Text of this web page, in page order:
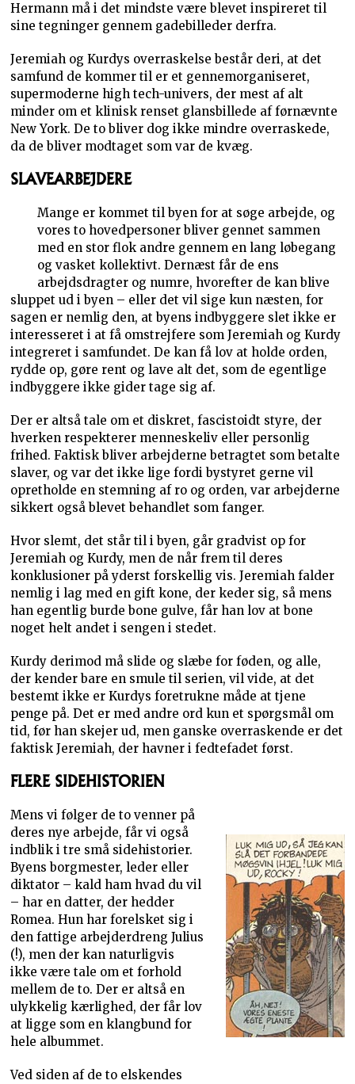
Hermann må i det mindste være blevet inspireret til
sine tegninger gennem gadebilleder derfra.
Jeremiah og Kurdys overraskelse består deri, at det
samfund de kommer til er et gennemorganiseret,
supermoderne high tech-univers, der mest af alt
minder om et klinisk renset glansbillede af førnævnte
New York. De to bliver dog ikke mindre overraskede,
da de bliver modtaget som var de kvæg.
SLAVEARBEJDERE
Mange er kommet til byen for at søge arbejde, og
vores to hovedpersoner bliver gennet sammen
med en stor flok andre gennem en lang løbegang
og vasket kollektivt. Dernæst får de ens
arbejdsdragter og numre, hvorefter de kan blive
sluppet ud i byen – eller det vil sige kun næsten, for
sagen er nemlig den, at byens indbyggere slet ikke er
interesseret i at få omstrejfere som Jeremiah og Kurdy
integreret i samfundet. De kan få lov at holde orden,
rydde op, gøre rent og lave alt det, som de egentlige
indbyggere ikke gider tage sig af.
Der er altså tale om et diskret, fascistoidt styre, der
hverken respekterer menneskeliv eller personlig
frihed. Faktisk bliver arbejderne betragtet som betalte
slaver, og var det ikke lige fordi bystyret gerne vil
opretholde en stemning af ro og orden, var arbejderne
sikkert også blevet behandlet som fanger.
Hvor slemt, det står til i byen, går gradvist op for
Jeremiah og Kurdy, men de når frem til deres
konklusioner på yderst forskellig vis. Jeremiah falder
nemlig i lag med en gift kone, der keder sig, så mens
han egentlig burde bone gulve, får han lov at bone
noget helt andet i sengen i stedet.
Kurdy derimod må slide og slæbe for føden, og alle,
der kender bare en smule til serien, vil vide, at det
bestemt ikke er Kurdys foretrukne måde at tjene
penge på. Det er med andre ord kun et spørgsmål om
tid, før han skejer ud, men ganske overraskende er det
faktisk Jeremiah, der havner i fedtefadet først.
FLERE SIDEHISTORIEN
Mens vi følger de to venner på
deres nye arbejde, får vi også
indblik i tre små sidehistorier.
Byens borgmester, leder eller
diktator – kald ham hvad du vil
– har en datter, der hedder
Romea. Hun har forelsket sig i
den fattige arbejderdreng Julius
(!), men der kan naturligvis
ikke være tale om et forhold
mellem de to. Der er altså en
ulykkelig kærlighed, der får lov
at ligge som en klangbund for
hele albummet.
Ved siden af de to elskendes